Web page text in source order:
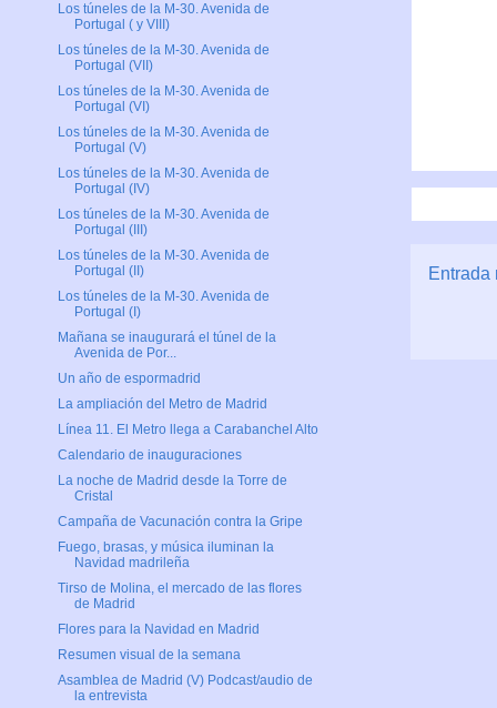
Entrada
Los túneles de la M-30. Avenida de
Portugal ( y VIII)
Los túneles de la M-30. Avenida de
Portugal (VII)
Los túneles de la M-30. Avenida de
Portugal (VI)
Los túneles de la M-30. Avenida de
Portugal (V)
Los túneles de la M-30. Avenida de
Portugal (IV)
Los túneles de la M-30. Avenida de
Portugal (III)
Los túneles de la M-30. Avenida de
Portugal (II)
Los túneles de la M-30. Avenida de
Portugal (I)
Mañana se inaugurará el túnel de la
Avenida de Por...
Un año de espormadrid
La ampliación del Metro de Madrid
Línea 11. El Metro llega a Carabanchel Alto
Calendario de inauguraciones
La noche de Madrid desde la Torre de
Cristal
Campaña de Vacunación contra la Gripe
Fuego, brasas, y música iluminan la
Navidad madrileña
Tirso de Molina, el mercado de las flores
de Madrid
Flores para la Navidad en Madrid
Resumen visual de la semana
Asamblea de Madrid (V) Podcast/audio de
la entrevista